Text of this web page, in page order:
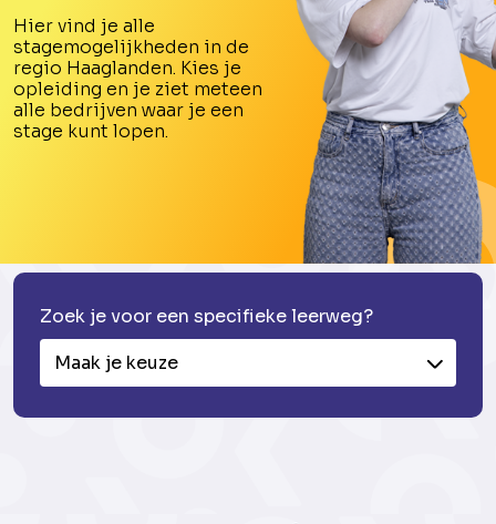
Hier vind je alle
stagemogelijkheden in de
regio Haaglanden. Kies je
opleiding en je ziet meteen
alle bedrijven waar je een
stage kunt lopen.
Zoek je voor een specifieke leerweg?
Maak je keuze